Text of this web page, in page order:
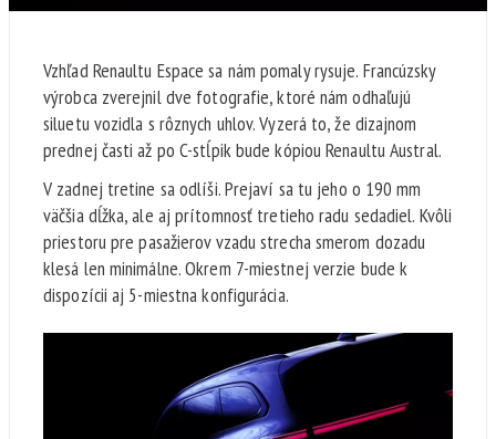
Vzhľad Renaultu Espace sa nám pomaly rysuje. Francúzsky
výrobca zverejnil dve fotografie, ktoré nám odhaľujú
siluetu vozidla s rôznych uhlov. Vyzerá to, že dizajnom
prednej časti až po C-stĺpik bude kópiou Renaultu Austral.
V zadnej tretine sa odlíši. Prejaví sa tu jeho o 190 mm
väčšia dĺžka, ale aj prítomnosť tretieho radu sedadiel. Kvôli
priestoru pre pasažierov vzadu strecha smerom dozadu
klesá len minimálne. Okrem 7-miestnej verzie bude k
dispozícii aj 5-miestna konfigurácia.